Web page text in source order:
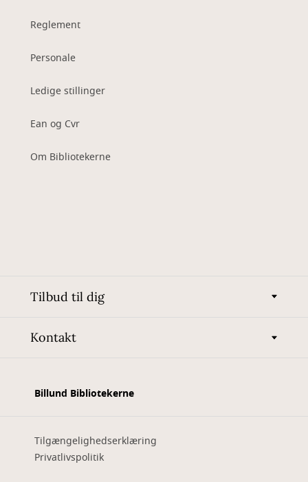
Reglement
Personale
Ledige stillinger
Ean og Cvr
Om Bibliotekerne
Tilbud til dig
Kontakt
Billund Bibliotekerne
Tilgængelighedserklæring
Privatlivspolitik